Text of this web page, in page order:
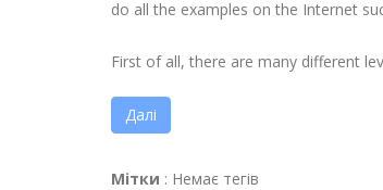
do all the examples on the Internet
First of all, there are many different
Далі
Мітки : Немає тегів